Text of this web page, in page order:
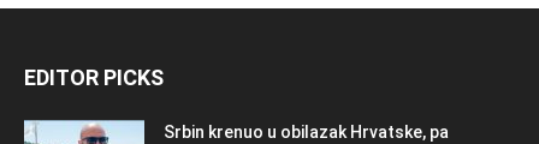
EDITOR PICKS
Srbin krenuo u obilazak Hrvatske, pa